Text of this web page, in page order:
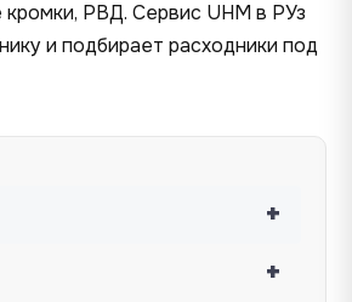
+
+
РВД. Сервис UHM в РУз
и подбирает расходники под